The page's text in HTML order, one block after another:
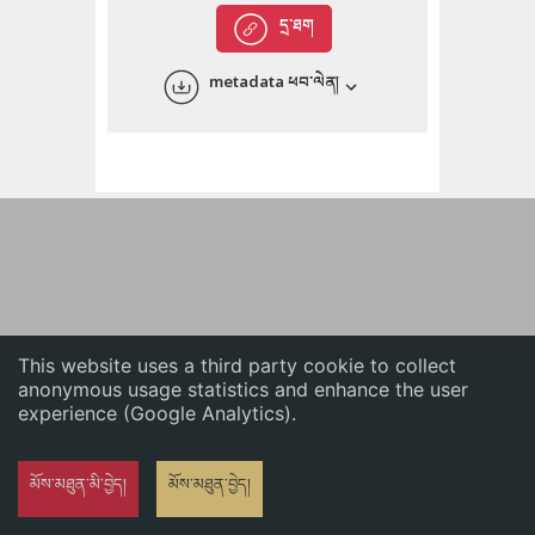
This website uses a third party cookie to collect
anonymous usage statistics and enhance the user
experience (Google Analytics).
མོས་མཐུན་མི་བྱེད། མོས་མཐུན་བྱེད།
English
དྲ་ཐག
metadata ཕབ་ལེན།